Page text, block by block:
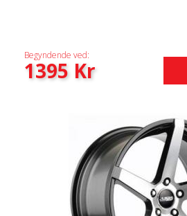
Begyndende ved:
1395Kr